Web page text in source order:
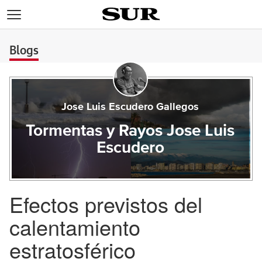
Blogs
Jose Luis Escudero Gallegos
Tormentas y Rayos Jose Luis
Escudero
Efectos previstos del
calentamiento
estratosférico